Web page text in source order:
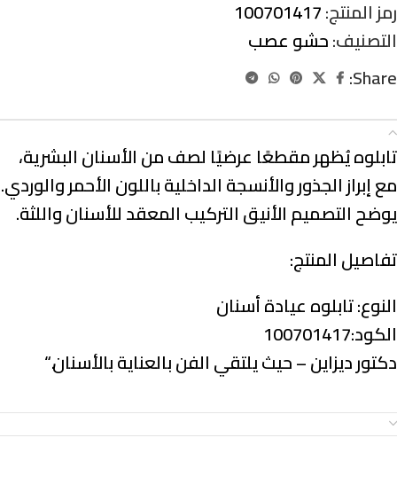
رمز المنتج:100701417
التصنيف:حشو عصب
Share:
تابلوه يُظهر مقطعًا عرضيًا لصف من الأسنان البشرية،
مع إبراز الجذور والأنسجة الداخلية باللون الأحمر والوردي.
يوضح التصميم الأنيق التركيب المعقد للأسنان واللثة.
تفاصيل المنتج:
النوع:تابلوه عيادة أسنان
الكود:100701417
دكتور ديزاين – حيث يلتقي الفن بالعناية بالأسنان.“